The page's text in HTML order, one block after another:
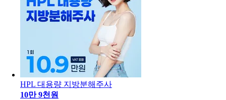
HPL 대용량 지방분해주사
10만 9천원